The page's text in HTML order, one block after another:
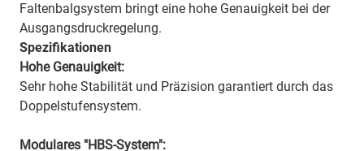
Faltenbalgsystem bringt eine hohe Genauigkeit bei der
Ausgangsdruckregelung.
Spezifikationen
Hohe Genauigkeit:
Sehr hohe Stabilität und Präzision garantiert durch das
Doppelstufensystem.
Modulares "HBS-System":